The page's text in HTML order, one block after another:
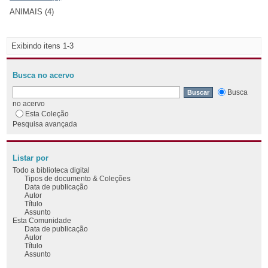
ANIMAIS (4)
Exibindo itens 1-3
Busca no acervo
Busca
no acervo
Esta Coleção
Pesquisa avançada
Listar por
Todo a biblioteca digital
Tipos de documento & Coleções
Data de publicação
Autor
Título
Assunto
Esta Comunidade
Data de publicação
Autor
Título
Assunto